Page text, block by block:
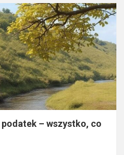
– wszystko, co